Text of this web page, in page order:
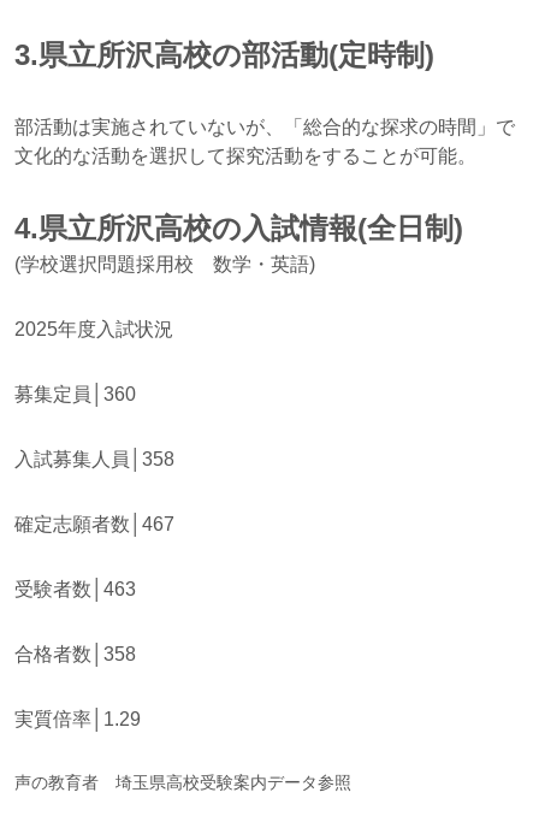
3.県立所沢高校の部活動(定時制)
部活動は実施されていないが、「総合的な探求の時間」で
文化的な活動を選択して探究活動をすることが可能。
4.県立所沢高校の入試情報(全日制)
(学校選択問題採用校 数学・英語)
2025年度入試状況
募集定員│360
入試募集人員│358
確定志願者数│467
受験者数│463
合格者数│358
実質倍率│1.29
声の教育者 埼玉県高校受験案内データ参照